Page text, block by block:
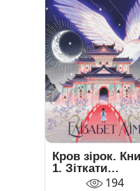
Кров зірок.
1. Зіткати
світанок 194